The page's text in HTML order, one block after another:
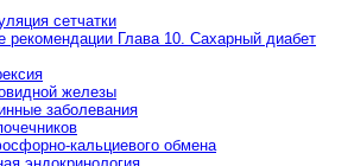
сетчатки
рекомендации Глава 10. Сахарный диабет
железы
заболевания
кальциевого обмена